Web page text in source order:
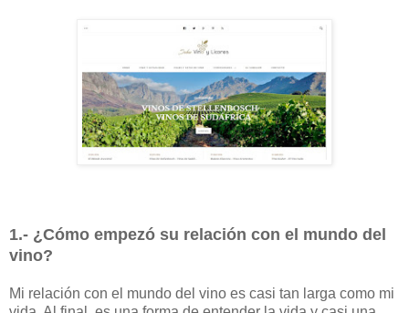
1.- ¿Cómo empezó su relación con el mundo del
vino?
Mi relación con el mundo del vino es casi tan larga como mi